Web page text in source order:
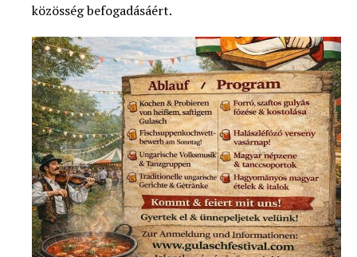
közösség befogadásáért.